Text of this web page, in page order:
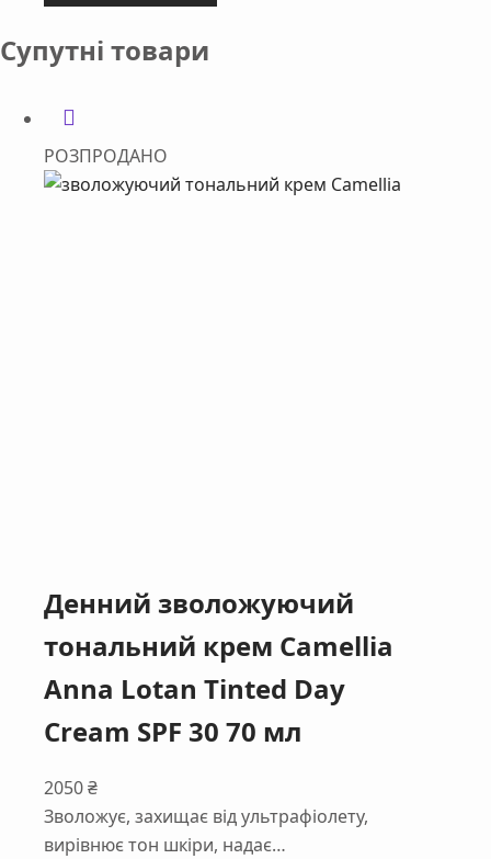
Супутні товари
РОЗПРОДАНО
Денний зволожуючий
тональний крем Camellia
Anna Lotan Tinted Day
Cream SPF 30 70 мл
2050₴
Зволожує, захищає від ультрафіолету,
вирівнює тон шкіри, надає…